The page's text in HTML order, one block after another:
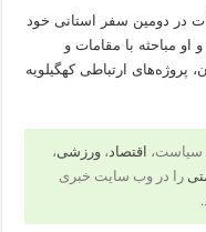
در دومین سفر استانی خود
او مباحثه با مقامات و
پروژه‌های ارتباطی کهگیلویه
سیاست، اقتصاد، ورزشی،
را در وب سایت خبری